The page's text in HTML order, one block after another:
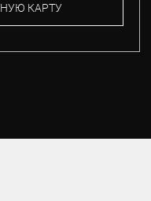
КАРТУ